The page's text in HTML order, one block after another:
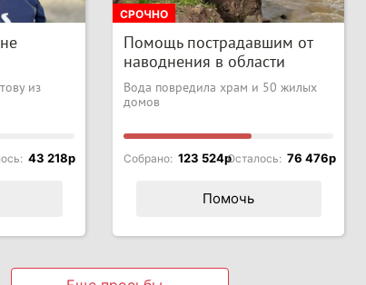
из
43 218p
СРОЧНО
Помощь пострадавшим от
наводнения в области
Вода повредила храм и 50 жилых
домов
Собрано: 123 524pОсталось: 76 476p
Помочь